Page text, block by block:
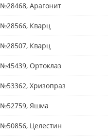
№28468, Арагонит
№28566, Кварц
№28507, Кварц
№45439, Ортоклаз
№53362, Хризопраз
№52759, Яшма
№50856, Целестин